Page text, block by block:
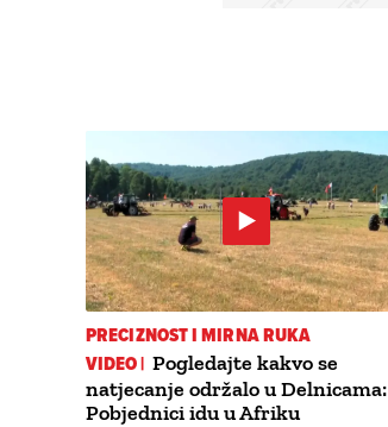
PRECIZNOST I MIRNA RUKA
VIDEO | Pogledajte kakvo se
natjecanje održalo u Delnicama:
Pobjednici idu u Afriku